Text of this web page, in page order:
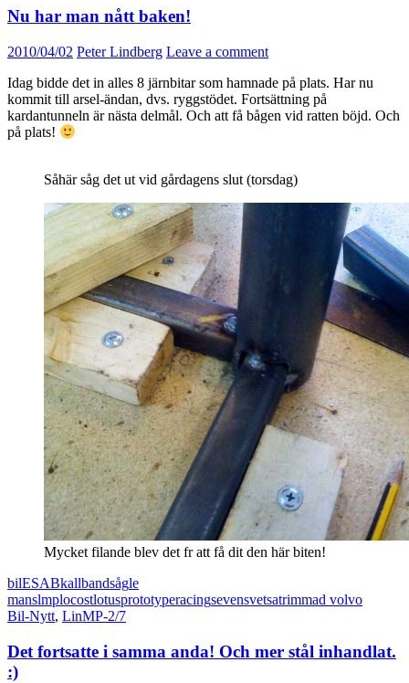
Nu har man nått baken!
2010/04/02 Peter Lindberg Leave a comment
Idag bidde det in alles 8 järnbitar som hamnade på plats. Har nu
kommit till arsel-ändan, dvs. ryggstödet. Fortsättning på
kardantunneln är nästa delmål. Och att få bågen vid ratten böjd. Och
på plats!
Såhär såg det ut vid gårdagens slut (torsdag)
Mycket filande blev det fr att få dit den här biten!
bilESABkallbandsågle
manslmplocostlotusprototyperacingsevensvetsatrimmad volvo
Bil-Nytt, LinMP-2/7
Det fortsatte i samma anda! Och mer stål inhandlat.
:)